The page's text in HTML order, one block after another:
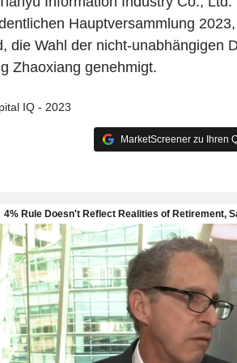
Hauptversammlung
die Wahl der nicht-unabhängigen
Zhaoxiang genehmigt.
IQ - 2023
MarketScreener zu Ihren